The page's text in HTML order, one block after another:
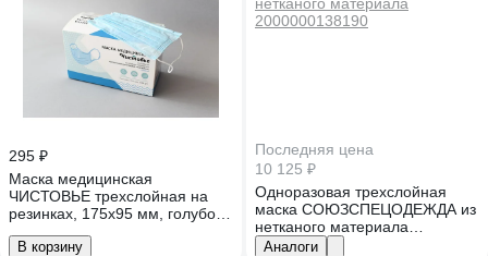
295 ₽
Маска медицинская
ЧИСТОВЬЕ трехслойная на
резинках, 175x95 мм, голубой,
В корзину
Последняя цена
10 125 ₽
Одноразовая трехслойная
маска СОЮЗСПЕЦОДЕЖДА из
нетканого материала
2000000138190
Аналоги